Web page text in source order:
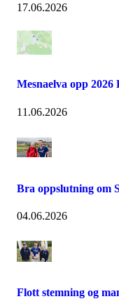
17.06.2026
Mesnaelva opp 2026
11.06.2026
Bra oppslutning om
04.06.2026
Flott stemning og